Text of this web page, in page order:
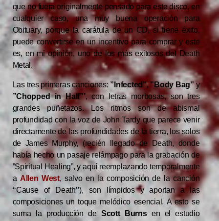
que no fuera originalmente pensado para este disco, en
cualquier caso, una muy buena operación para
Obituary, porque la carátula de un CD, si tiene éxito,
puede convertirse en un incentivo para comprar y este
es, en mi opinión, uno de los más exitosos del Death
Metal.
Las tres primeras canciones: ”Infected”,”Body Bag”y
”Chopped in Half”’, con letras morbosas, son tres
grandes puñetazos. Los ritmos son de abismal
profundidad con la voz de John Tardy que parece venir
directamente de las profundidades de la tierra, los solos
de James Murphy, (recién llegado de Death, donde
había hecho un pasaje relámpago para la grabación de
”Spiritual Healing”, y aquí reemplazando temporalmente
a Allen West, salvo en la composición de la canción
‘‘Cause of Death’’), son límpidos y aportan a las
composiciones un toque melódico esencial. A esto se
suma la producción de Scott Burnsen el estudio